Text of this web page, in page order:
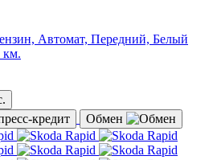
Автомат, Передний, Белый
км.
Обмен